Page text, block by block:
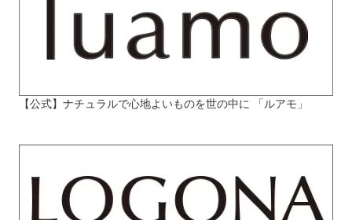
【公式】ナチュラルで心地よいものを世の中に 「ルアモ」